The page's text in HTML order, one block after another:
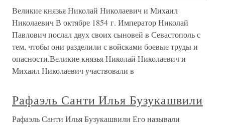
Великие князья Николай Николаевич и Михаил
Николаевич В октябре 1854 г. Император Николай
Павлович послал двух своих сыновей в Севастополь с
тем, чтобы они разделили с войсками боевые труды и
опасности.Великие князья Николай Николаевич и
Михаил Николаевич участвовали в
Рафаэль Санти Илья Бузукашвили
Рафаэль Санти Илья Бузукашвили Его называли